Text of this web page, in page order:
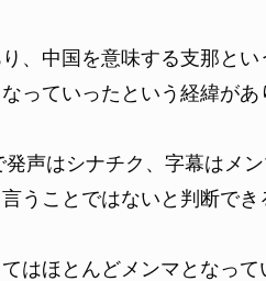
、中国を意味する支那と
っていったという経緯があ
声はシナチク、字幕はメ
うことではないと判断でき
はほとんどメンマとなっ